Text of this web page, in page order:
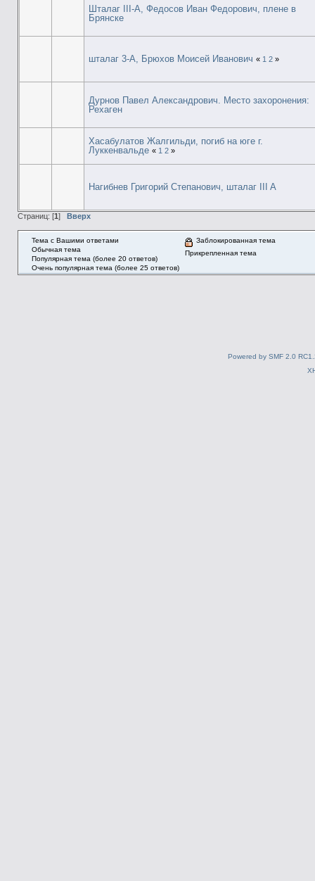
Шталаг III-А, Федосов Иван Федорович, плене в
Брянске
шталаг 3-А, Брюхов Моисей Иванович « 1 2»
Дурнов Павел Александрович. Место захоронения:
Рехаген
Хасабулатов Жалгильди, погиб на юге г.
Луккенвальде « 1 2»
Нагибнев Григорий Степанович, шталаг III A
Страниц: [1 ] Вверх
Тема с Вашими ответами
Обычная тема
Популярная тема (более 20 ответов)
Очень популярная тема (более 25 ответов)
Заблокированная тема
Прикрепленная тема
Powered by SMF 2.0